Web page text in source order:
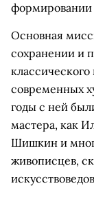
формировании
Основная
сохранении и
современных
годы с ней
мастера, как
Шишкин и
живописцев,